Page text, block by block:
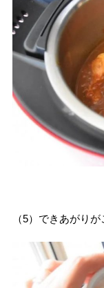
（5）できあがりが